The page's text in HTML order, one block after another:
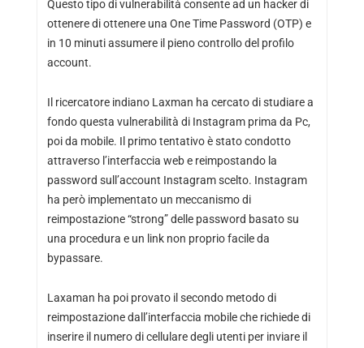
Questo tipo di vulnerabilità consente ad un hacker di
otteneredi ottenere una One Time Password (OTP) e
in 10 minuti assumere il pieno controllo del profilo
account.
Il ricercatore indiano Laxman ha cercato di studiare a
fondo questa vulnerabilità di Instagram prima da Pc,
poi da mobile. Il primo tentativo è stato condotto
attraverso l’interfaccia web e reimpostando la
password sull’account Instagram scelto. Instagram
ha però implementato un meccanismo di
reimpostazione “strong” delle password basato su
una procedura e un link non proprio facile da
bypassare.
Laxaman ha poi provato il secondo metodo di
reimpostazione dall’interfaccia mobile che richiede di
inserire il numero di cellulare degli utenti per inviare il